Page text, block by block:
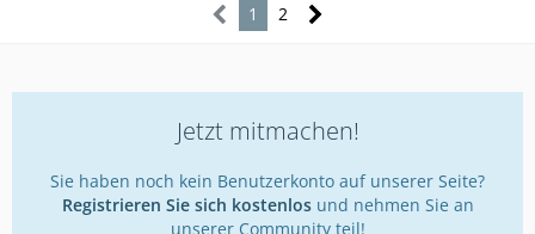
1 2
Jetzt mitmachen!
Sie haben noch kein Benutzerkonto auf unserer Seite?
Registrieren Sie sich kostenlosund nehmen Sie an
unserer Community teil!